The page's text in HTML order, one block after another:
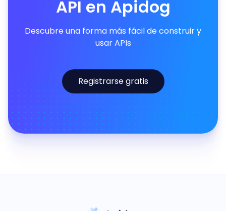
API en Apidog
Descubre una forma más fácil de construir y
usar APIs
Registrarse gratis